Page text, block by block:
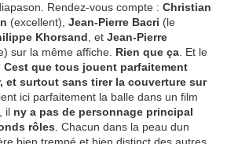
Rendez-vous compte : Christian
(excellent), Jean-Pierre Bacri (le
Khorsand , et Jean-Pierre
sur la même affiche. Rien que ça . Et le
Cest que tous jouent parfaitement
et surtout sans tirer la couverture sur
ici parfaitement la balle dans un film
il ny a pas de personnage principal
rôles . Chacun dans la peau dun